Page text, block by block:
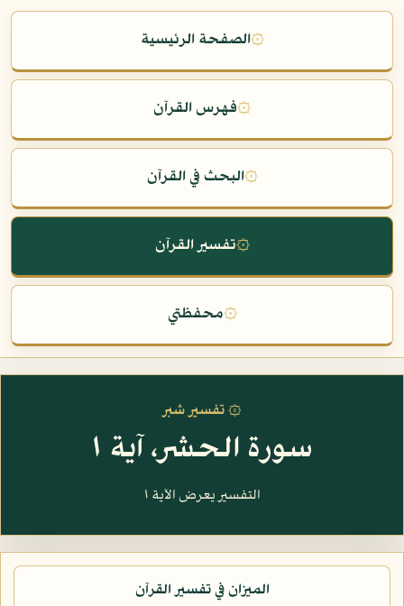
۞الصفحة الرئيسية
۞فهرس القرآن
۞البحث في القرآن
۞تفسير القرآن
۞محفظتي
۞ تفسير شبر
سورة الحشر، آية ١
التفسير يعرض الآية ١
الميزان في تفسير القرآن